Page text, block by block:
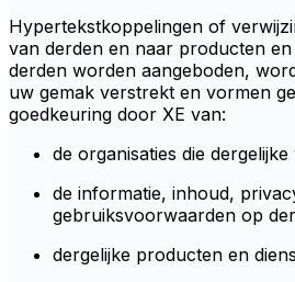
Hypertekstkoppelingen of
van derden en naar producten
derden worden aangeboden,
uw gemak verstrekt en vormen
goedkeuring door XE van:
de organisaties die
de informatie, inhoud,
gebruiksvoorwaarden op
dergelijke producten en